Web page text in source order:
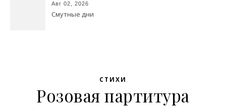
Авг 02, 2026
Смутные дни
СТИХИ
Розовая партитура